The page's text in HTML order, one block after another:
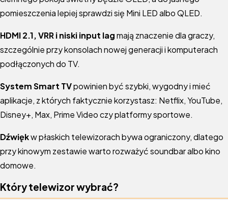
pomieszczenia lepiej sprawdzi się Mini LED albo QLED.
HDMI 2.1, VRR i niski input lagmają znaczenie dla graczy,
szczególnie przy konsolach nowej generacji i komputerach
podłączonych do TV.
System Smart TVpowinien być szybki, wygodny i mieć
aplikacje, z których faktycznie korzystasz: Netflix, YouTube,
Disney+, Max, Prime Video czy platformy sportowe.
Dźwiękw płaskich telewizorach bywa ograniczony, dlatego
przy kinowym zestawie warto rozważyć soundbar albo kino
domowe.
Który telewizor wybrać?